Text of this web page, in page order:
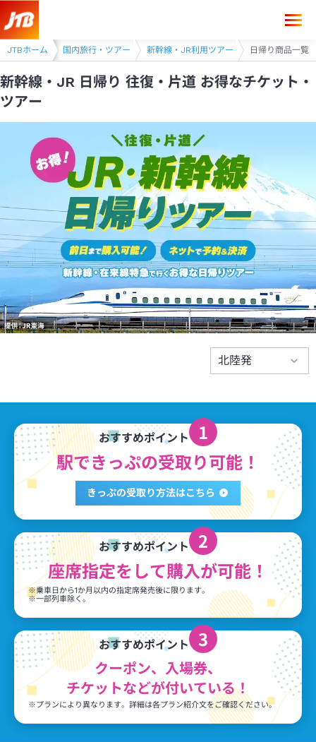
JTBホーム 国内旅行・ツアー 新幹線・JR利用ツアー 日帰り商品一覧
新幹線・JR 日帰り 往復・片道 お得なチケット・
ツアー
北陸発
おすすめポイント 1
駅できっぷの受取り可能！
きっぷの受取り方法はこちら
おすすめポイント 2
座席指定をして購入が可能！
※乗車日から1か月以内の指定席発売後に限ります。
※一部列車除く。
おすすめポイント 3
クーポン、入場券、
チケットなどが付いている！
※プランにより異なります。詳細は各プラン紹介文をご確認ください。